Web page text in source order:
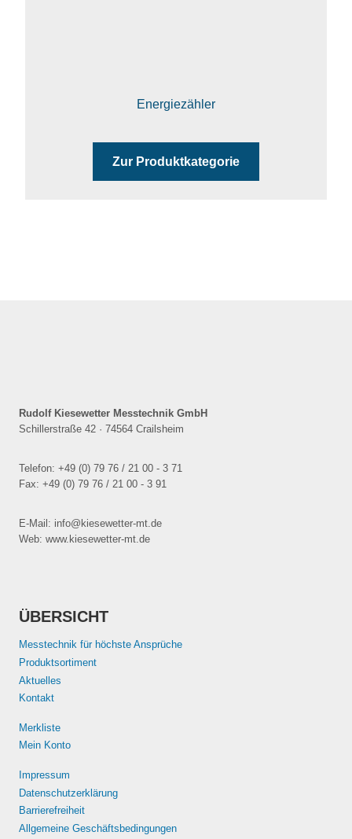
Energiezähler
Zur Produktkategorie
Rudolf Kiesewetter Messtechnik GmbH
Schillerstraße 42 · 74564 Crailsheim
Telefon: +49 (0) 79 76 / 21 00 - 3 71
Fax: +49 (0) 79 76 / 21 00 - 3 91
E-Mail: info@kiesewetter-mt.de
Web: www.kiesewetter-mt.de
ÜBERSICHT
Messtechnik für höchste Ansprüche
Produktsortiment
Aktuelles
Kontakt
Merkliste
Mein Konto
Impressum
Datenschutzerklärung
Barrierefreiheit
Allgemeine Geschäftsbedingungen